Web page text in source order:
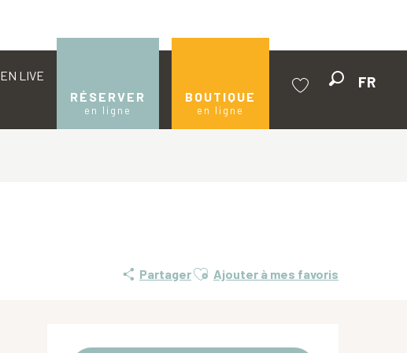
EN LIVE
RÉSERVER
en ligne
BOUTIQUE
en ligne
FR
PartagerAjouter aux favoris
Ajouter à mes favoris